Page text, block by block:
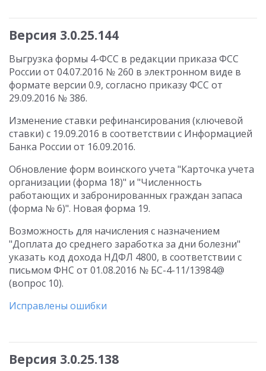
Версия 3.0.25.144
Выгрузка формы 4-ФСС в редакции приказа ФСС
России от 04.07.2016 № 260 в электронном виде в
формате версии 0.9, согласно приказу ФСС от
29.09.2016 № 386.
Изменение ставки рефинансирования (ключевой
ставки) с 19.09.2016 в соответствии с Информацией
Банка России от 16.09.2016.
Обновление форм воинского учета "Карточка учета
организации (форма 18)" и "Численность
работающих и забронированных граждан запаса
(форма № 6)". Новая форма 19.
Возможность для начисления с назначением
"Доплата до среднего заработка за дни болезни"
указать код дохода НДФЛ 4800, в соответствии с
письмом ФНС от 01.08.2016 № БС-4-11/13984@
(вопрос 10).
Исправлены ошибки
Версия 3.0.25.138